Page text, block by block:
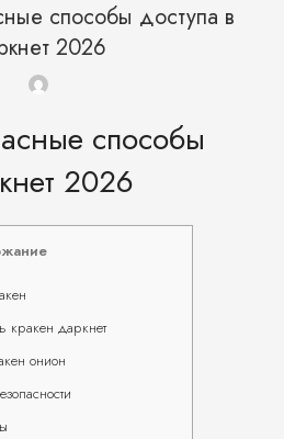
способы доступа в
2026
способы
2026
кракен даркнет
онион